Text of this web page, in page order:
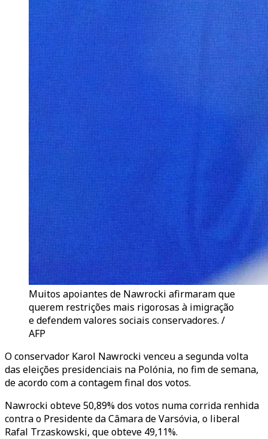
Muitos apoiantes de Nawrocki afirmaram que
querem restrições mais rigorosas à imigração
e defendem valores sociais conservadores. /
AFP
O conservador Karol Nawrocki venceu a segunda volta
das eleições presidenciais na Polónia, no fim de semana,
de acordo com a contagem final dos votos.
Nawrocki obteve 50,89% dos votos numa corrida renhida
contra o Presidente da Câmara de Varsóvia, o liberal
Rafal Trzaskowski, que obteve 49,11%.